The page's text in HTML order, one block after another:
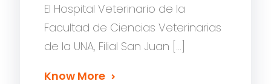
El Hospital Veterinario de la
Facultad de Ciencias Veterinarias
de la UNA, Filial San Juan […]
Know More